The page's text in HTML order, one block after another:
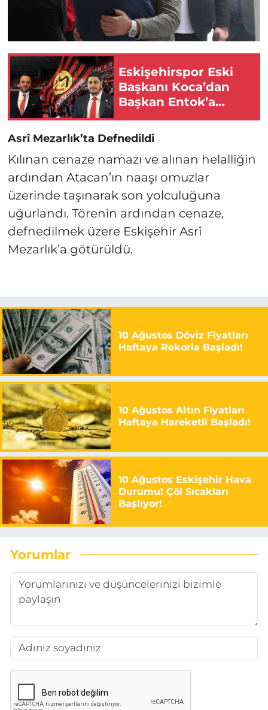
Eskişehirspor Eski
Başkanı Koca’dan
Başkan Entok’a
Asrî Mezarlık’ta Defnedildi
Kılınan cenaze namazı ve alınan helalliğin
ardından Atacan’ın naaşı omuzlar
üzerinde taşınarak son yolculuğuna
uğurlandı. Törenin ardından cenaze,
defnedilmek üzere Eskişehir Asrî
Mezarlık’a götürüldü.
10 Ağustos Döviz Fiyatları
Haftaya Rekorla Başladı!
10 Ağustos Altın Fiyatları
Haftaya Hareketli Başladı!
10 Ağustos Eskişehir Hava
Durumu! Çöl Sıcakları
Başlıyor!
Yorumlar